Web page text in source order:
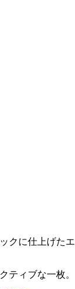
に仕上げた
ティブな一枚。